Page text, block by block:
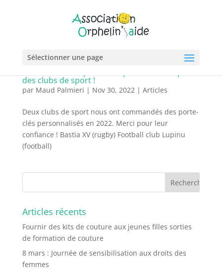
Sélectionner une page
des clubs de sport !
par Maud Palmieri | Nov 30, 2022| Articles
Deux clubs de sport nous ont commandés des porte-
clés personnalisés en 2022. Merci pour leur
confiance ! Bastia XV (rugby) Football club Lupinu
(football)
Articles récents
Fournir des kits de couture aux jeunes filles sorties
de formation de couture
8 mars : Journée de sensibilisation aux droits des
femmes